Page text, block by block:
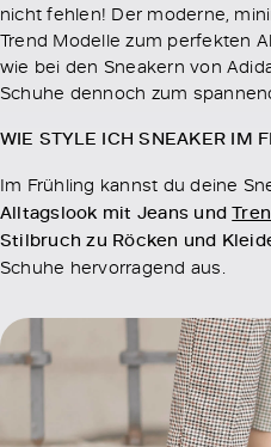
nicht fehlen! Der moderne,
Trend Modelle zum perfekten
wie bei den Sneakern von
Schuhe dennoch zum
WIE STYLE ICH SNEAKER IM
Im Frühling kannst du deine
Alltagslook mit Jeans und
Stilbruch zu Röcken und
Schuhe hervorragend aus.